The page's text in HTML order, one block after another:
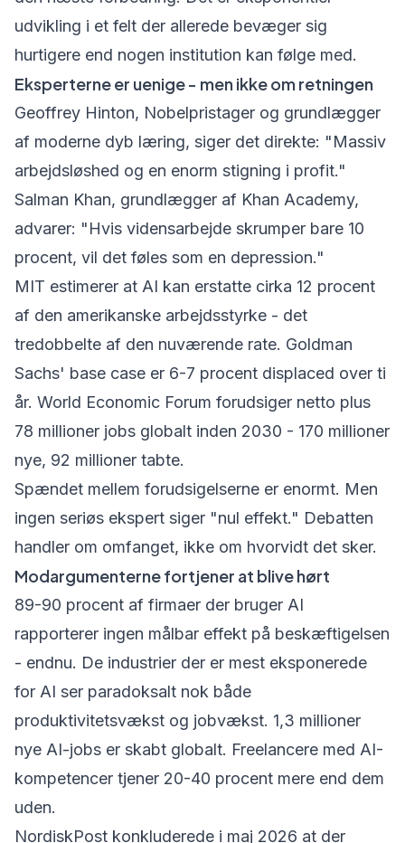
udvikling i et felt der allerede bevæger sig
hurtigere end nogen institution kan følge med.
Eksperterne er uenige - men ikke om retningen
Geoffrey Hinton, Nobelpristager og grundlægger
af moderne dyb læring, siger det direkte: "Massiv
arbejdsløshed og en enorm stigning i profit."
Salman Khan, grundlægger af Khan Academy,
advarer: "Hvis vidensarbejde skrumper bare 10
procent, vil det føles som en depression."
MIT estimerer at AI kan erstatte cirka 12 procent
af den amerikanske arbejdsstyrke - det
tredobbelte af den nuværende rate. Goldman
Sachs' base case er 6-7 procent displaced over ti
år. World Economic Forum forudsiger netto plus
78 millioner jobs globalt inden 2030 - 170 millioner
nye, 92 millioner tabte.
Spændet mellem forudsigelserne er enormt. Men
ingen seriøs ekspert siger "nul effekt." Debatten
handler om omfanget, ikke om hvorvidt det sker.
Modargumenterne fortjener at blive hørt
89-90 procent af firmaer der bruger AI
rapporterer ingen målbar effekt på beskæftigelsen
- endnu. De industrier der er mest eksponerede
for AI ser paradoksalt nok både
produktivitetsvækst og jobvækst. 1,3 millioner
nye AI-jobs er skabt globalt. Freelancere med AI-
kompetencer tjener 20-40 procent mere end dem
uden.
NordiskPost konkluderede i maj 2026 at der